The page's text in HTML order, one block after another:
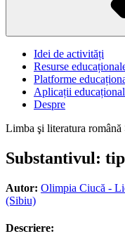
Idei de activități
Resurse
Platforme
Aplicații
Despre
Limba şi literatura română
Substantivul:
Autor: Olimpia Ciucă -
(Sibiu)
Descriere: